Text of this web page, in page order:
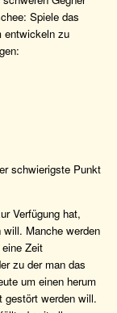
Spiele das
entwickeln zu
schwierigste Punkt
Verfügung hat,
Manche werden
Zeit
zu der man das
um einen herum
werden will.